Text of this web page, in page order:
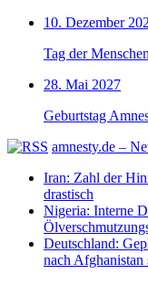
10. Dezember
Tag der
28. Mai 2027
Geburtstag
amnesty.de –
Iran: Zahl der
drastisch
Nigeria: Interne
Deutschland:
nach Afghanistan